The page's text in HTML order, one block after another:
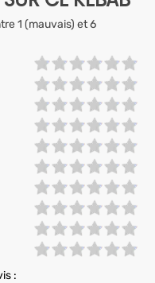
1 (mauvais) et 6
: